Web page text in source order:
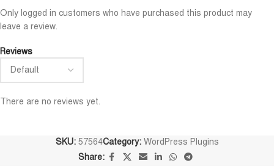
Niloy Abrar

এর পর ফাইল গুলি পেয়েছি।
Al Adil Ashrafi
Reviews
There are no reviews yet.
Only logged in customers who have purchased this product may
leave a review.
SKU: 57564Category: WordPress Plugins
Share: